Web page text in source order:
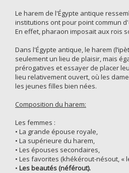
Le harem de l'Égypte antique
institutions ont pour point commun
En effet, pharaon imposait aux rois
Dans l'Égypte antique, le harem
seulement un lieu de plaisir, mais
prérogatives et essayer de placer
lieu relativement ouvert, où les
les jeunes filles bien nées.
Composition du harem:
Les femmes :
• La grande épouse royale,
• La supérieure du harem,
• Les épouses secondaires,
• Les favorites (khékérout-nésout, «
• Les beautés (néférout).